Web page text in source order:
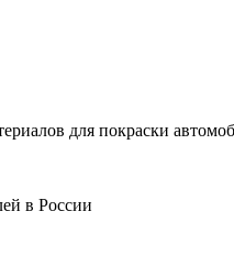
для покраски
в России